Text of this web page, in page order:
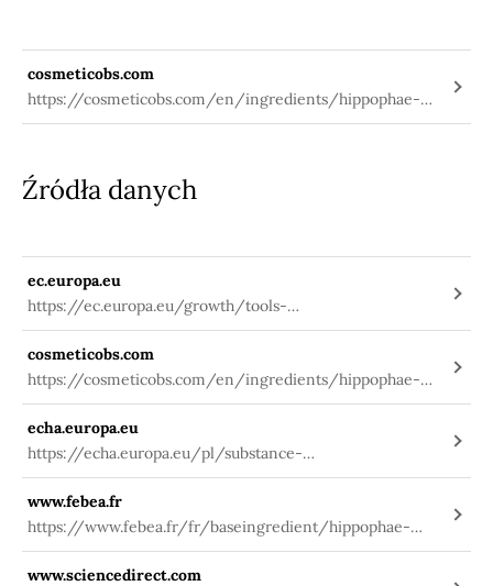
cosmeticobs.com
https://cosmeticobs.com/en/ingredients/hippophae-
rhamnoides-fruit-oil-1294
Źródła danych
ec.europa.eu
https://ec.europa.eu/growth/tools-
databases/cosing/index.cfm?
fuseaction=search.details_v2&id=82975
cosmeticobs.com
https://cosmeticobs.com/en/ingredients/hippophae-
rhamnoides-fruit-oil-1294
echa.europa.eu
https://echa.europa.eu/pl/substance-
information/-/substanceinfo/100.111.163
www.febea.fr
https://www.febea.fr/fr/baseingredient/hippophae-
rhamnoides-fruit-oil
www.sciencedirect.com